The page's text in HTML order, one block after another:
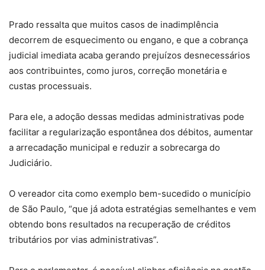
Prado ressalta que muitos casos de inadimplência
decorrem de esquecimento ou engano, e que a cobrança
judicial imediata acaba gerando prejuízos desnecessários
aos contribuintes, como juros, correção monetária e
custas processuais.
Para ele, a adoção dessas medidas administrativas pode
facilitar a regularização espontânea dos débitos, aumentar
a arrecadação municipal e reduzir a sobrecarga do
Judiciário.
O vereador cita como exemplo bem-sucedido o município
de São Paulo, “que já adota estratégias semelhantes e vem
obtendo bons resultados na recuperação de créditos
tributários por vias administrativas”.